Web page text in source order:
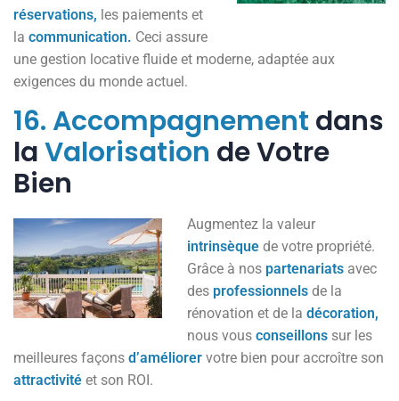
réservations, les paiements et
la communication. Ceci assure
une gestion locative fluide et moderne, adaptée aux
exigences du monde actuel.
16. Accompagnement dans
laValorisation de Votre
Bien
Augmentez la valeur
intrinsèque de votre propriété.
Grâce à nos partenariats avec
des professionnels de la
rénovation et de ladécoration,
nous vousconseillons sur les
meilleures façons d’améliorer votre bien pour accroître son
attractivité et son ROI.